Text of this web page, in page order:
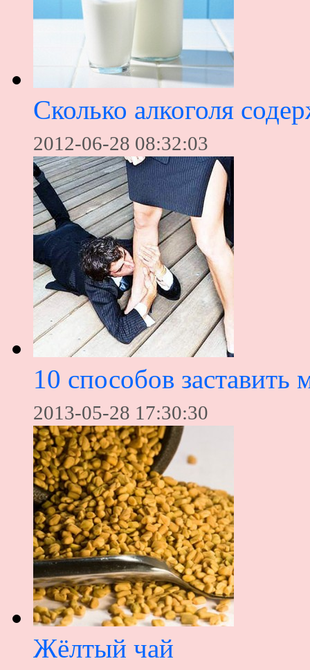
Сколько алкоголя
2012-06-28 08:32:03
10 способов заставить
2013-05-28 17:30:30
Жёлтый чай